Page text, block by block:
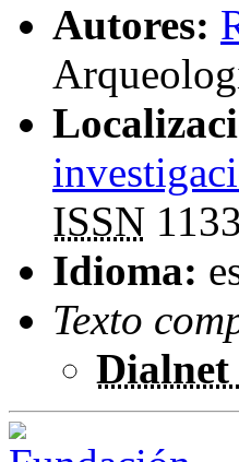
Autores:
ISSN
Idioma:
Texto